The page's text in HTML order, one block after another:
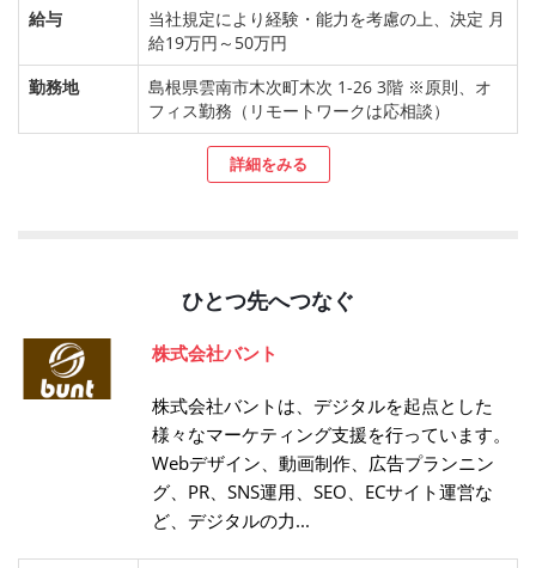
給与
当社規定により経験・能力を考慮の上、決定 月
給19万円～50万円
勤務地
島根県雲南市木次町木次 1-26 3階 ※原則、オ
フィス勤務（リモートワークは応相談）
詳細をみる
ひとつ先へつなぐ
株式会社バント
株式会社バントは、デジタルを起点とした
様々なマーケティング支援を行っています。
Webデザイン、動画制作、広告プランニン
グ、PR、SNS運用、SEO、ECサイト運営な
ど、デジタルの力...